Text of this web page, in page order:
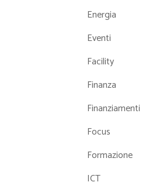
Energia
Eventi
Facility
Finanza
Finanziamenti
Focus
Formazione
ICT